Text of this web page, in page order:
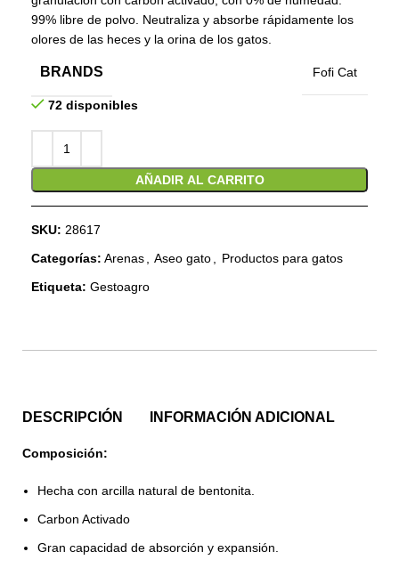
99% libre de polvo. Neutraliza y absorbe rápidamente los
olores de las heces y la orina de los gatos.
BRANDS Fofi Cat
72 disponibles
AÑADIR AL CARRITO
SKU: 28617
Categorías: Arenas Aseo gato
Productos para gatos
Etiqueta: Gestoagro
DESCRIPCIÓN INFORMACIÓN ADICIONAL
Composición:
Hecha con arcilla natural de bentonita.
Carbon Activado
Gran capacidad de absorción y expansión.